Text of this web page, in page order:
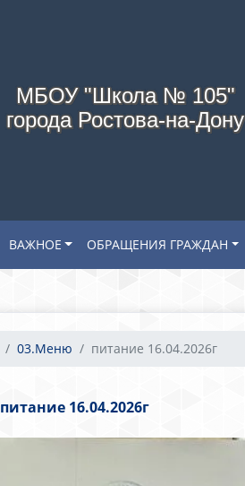
МБОУ "Школа № 105"
города Ростова-на-Дону
ВАЖНОЕ ОБРАЩЕНИЯ ГРАЖДАН
03.Меню питание 16.04.2026г
питание 16.04.2026г